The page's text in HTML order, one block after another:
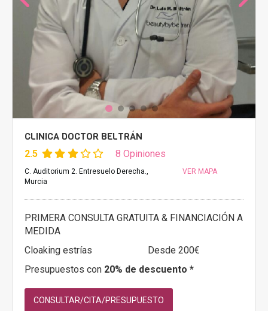
CLINICA DOCTOR BELTRÁN
2.5 8 Opiniones
C. Auditorium 2. Entresuelo Derecha.,
Murcia
VER MAPA
PRIMERA CONSULTA GRATUITA & FINANCIACIÓN A
MEDIDA
Cloaking estrías
Desde 200€
Presupuestos con 20% de descuento *
CONSULTAR/CITA/PRESUPUESTO